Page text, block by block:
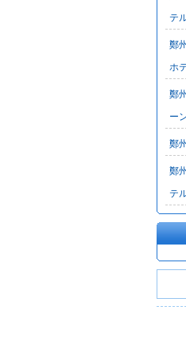
テ
鄭
ホ
鄭
ー
鄭
鄭
テ